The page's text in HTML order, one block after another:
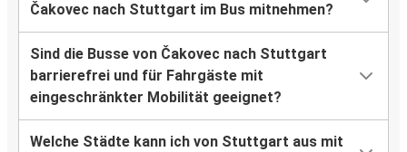
Čakovec nach Stuttgart im Bus mitnehmen?
Sind die Busse von Čakovec nach Stuttgart
barrierefrei und für Fahrgäste mit
eingeschränkter Mobilität geeignet?
Welche Städte kann ich von Stuttgart aus mit